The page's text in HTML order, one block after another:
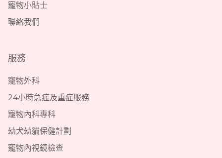
寵物小貼士
聯絡我們
服務
寵物外科
24小時急症及重症服務
寵物內科專科
幼犬幼貓保健計劃
寵物內視鏡檢查